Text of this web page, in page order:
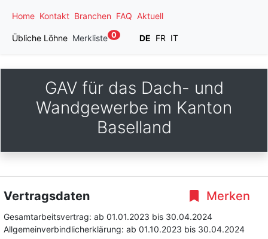
Home Kontakt Branchen FAQ Aktuell
Übliche Löhne Merkliste 0 DE FR IT
GAV für das Dach- und
Wandgewerbe im Kanton
Baselland
Merken
Vertragsdaten
Gesamtarbeitsvertrag: ab 01.01.2023 bis 30.04.2024
Allgemeinverbindlicherklärung: ab 01.10.2023 bis 30.04.2024